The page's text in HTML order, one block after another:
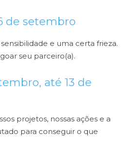
de setembro
e uma certa frieza.
seu parceiro(a).
até 13 de
projetos, nossas ações e a
para conseguir o que